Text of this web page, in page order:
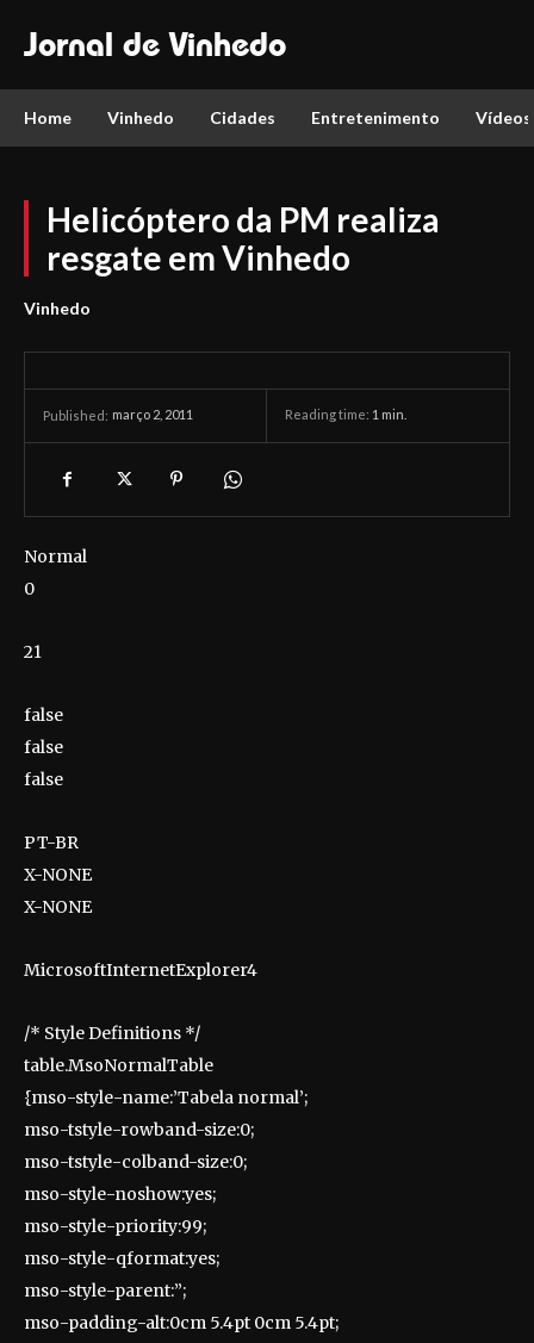
Jornal de Vinhedo
Home Vinhedo Cidades Entretenimento Vídeos
Helicóptero da PM realiza
resgate em Vinhedo
Vinhedo
Published: março 2, 2011 Reading time: 1 min.
Normal
0
21
false
false
false
PT-BR
X-NONE
X-NONE
MicrosoftInternetExplorer4
/* Style Definitions */
table.MsoNormalTable
{mso-style-name:’Tabela normal’;
mso-tstyle-rowband-size:0;
mso-tstyle-colband-size:0;
mso-style-noshow:yes;
mso-style-priority:99;
mso-style-qformat:yes;
mso-style-parent:”;
mso-padding-alt:0cm 5.4pt 0cm 5.4pt;